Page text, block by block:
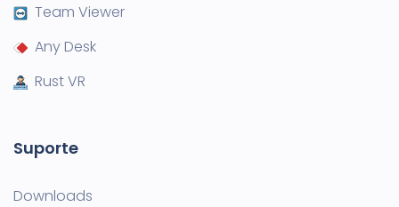
Team Viewer
Any Desk
Rust VR
Suporte
Downloads